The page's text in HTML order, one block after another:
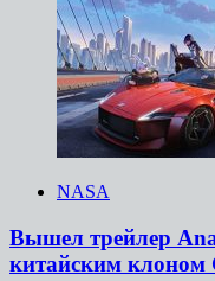
NASA
Вышел трейлер
китайским клоном